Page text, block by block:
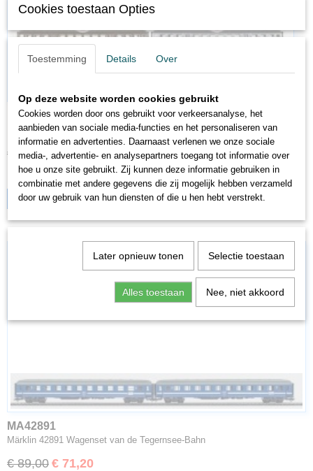
MA42563
Märklin 42563 H0 Vierdelige set silberlingen…
€ 219,00 € 186,15
Op voorraad
IN WINKELWAGEN
MA42891
Märklin 42891 Wagenset van de Tegernsee-Bahn
€ 89,00 € 71,20
Cookies toestaan Opties
Toestemming Details Over
Op deze website worden cookies gebruikt
Cookies worden door ons gebruikt voor verkeersanalyse, het
aanbieden van sociale media-functies en het personaliseren van
informatie en advertenties. Daarnaast verlenen we onze sociale
media-, advertentie- en analysepartners toegang tot informatie over
hoe u onze site gebruikt. Zij kunnen deze informatie gebruiken in
combinatie met andere gegevens die zij mogelijk hebben verzameld
door uw gebruik van hun diensten of die u hen hebt verstrekt.
Later opnieuw tonen Selectie toestaan
Alles toestaan Nee, niet akkoord